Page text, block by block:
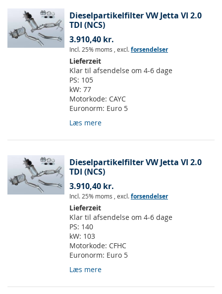
Dieselpartikelfilter VW Jetta VI 2.0
TDI (NCS)
3.910,40 kr.
Incl. 25% moms , excl.forsendelser
Lieferzeit
Klar til afsendelse om 4-6 dage
PS: 105
kW: 77
Motorkode: CAYC
Euronorm: Euro 5
Læs mere
Dieselpartikelfilter VW Jetta VI 2.0
TDI (NCS)
3.910,40 kr.
Incl. 25% moms , excl.forsendelser
Lieferzeit
Klar til afsendelse om 4-6 dage
PS: 140
kW: 103
Motorkode: CFHC
Euronorm: Euro 5
Læs mere